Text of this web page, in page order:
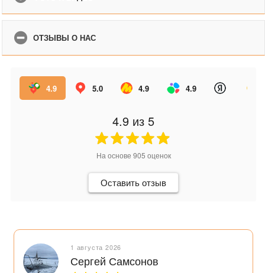
ОТЗЫВЫ О НАС
4.9 5.0 4.9 4.9
4.9 из 5
На основе 905 оценок
Оставить отзыв
1 августа 2026
Сергей Самсонов